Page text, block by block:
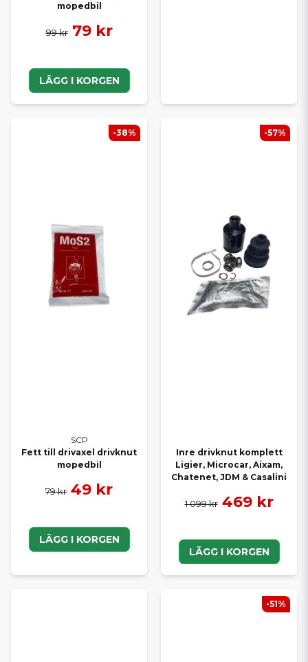
mopedbil
99 kr 79 kr
LÄGG I KORGEN
SCP
Fett till drivaxel drivknut
mopedbil
79 kr 49 kr
LÄGG I KORGEN
-38%
Inre drivknut komplett
Ligier, Microcar, Aixam,
Chatenet, JDM & Casalini
1 099 kr 469 kr
LÄGG I KORGEN
-57%
-51%